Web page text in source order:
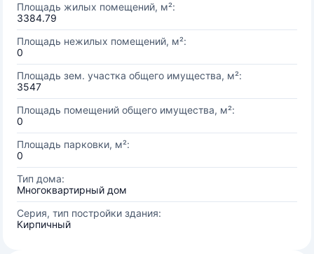
Площадь жилых помещений, м²:
3384.79
Площадь нежилых помещений, м²:
0
Площадь зем. участка общего имущества, м²:
3547
Площадь помещений общего имущества, м²:
0
Площадь парковки, м²:
0
Тип дома:
Многоквартирный дом
Серия, тип постройки здания:
Кирпичный